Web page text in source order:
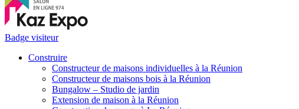
Badge visiteur
Construire
Constructeur de maisons individuelles à la Réunion
Constructeur de maisons bois à la Réunion
Bungalow – Studio de jardin
Extension de maison à la Réunion